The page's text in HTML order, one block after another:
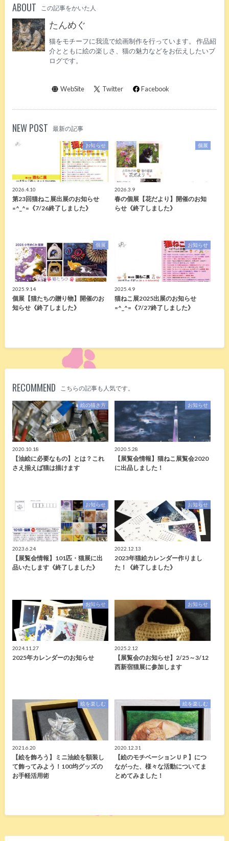
ABOUT この記事をかいた人
たんめぐ
猫をモチーフに我流で絵画制作を行っています。 作品紹
介とともに絵の楽しさ、猫の魅力などをお伝えしたいブ
ログです。
WebSite Twitter Facebook
NEW POST 最新の記事
お知らせ
2026.4.10
第23回猫ねこ展出展のお知らせ
=^_^=《7/26終了しました》
個展
2026.3.9
春の個展【花だより】開催のお知
らせ《終了しました》
個展
2025.9.14
個展【猫たちの贈り物】開催のお
知らせ《終了しました》
お知らせ
2025.4.9
猫ねこ展2025出展のお知らせ
=^_^=《7/27終了しました》
RECOMMEND こちらの記事も人気です。
絵の描き方
2020.10.18
【油絵に必要なもの】とは？これ
さえ揃えば猫は描けます
お知らせ
2020.5.28
【展覧会情報】猫ねこ展覧会2020
に出品しました！
お知らせ
2023.6.24
【展覧会情報】101匹・猫展に出
品いたします《終了しました》
お知らせ
2022.12.13
2023年猫絵カレンダー作りまし
た！《終了しました》
お知らせ
2024.11.27
2025年カレンダーのお知らせ
お知らせ
2025.2.12
【展覧会のお知らせ】2/25～3/12
西新宿猫展に参加します
絵を楽しむ
2021.6.20
【絵を飾ろう】ミニ油絵を額装し
て飾ってみよう！100均グッズの
お手軽活用術
絵を楽しむ
2020.12.31
【絵のモチベーションＵＰ】につ
ながった、様々な活動についてま
とめてみました！